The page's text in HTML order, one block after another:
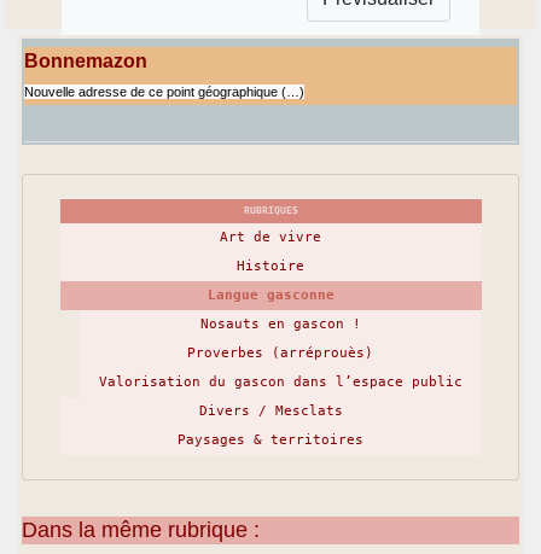
Bonnemazon
Nouvelle adresse de ce point géographique (…)
RUBRIQUES
Art de vivre
Histoire
Langue gasconne
Nosauts en gascon !
Proverbes (arréprouès)
Valorisation du gascon dans l’espace public
Divers / Mesclats
Paysages & territoires
Dans la même rubrique :